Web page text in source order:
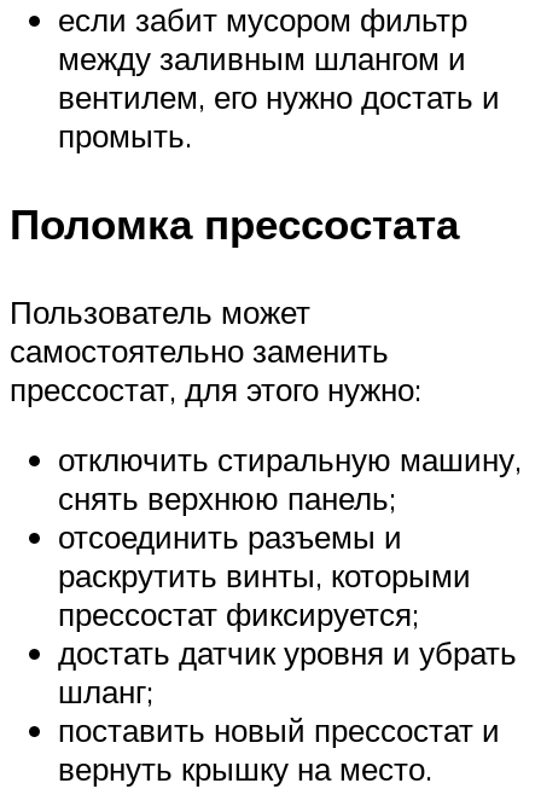
если забит мусором фильтр
между заливным шлангом и
вентилем, его нужно достать и
промыть.
Поломка прессостата
Пользователь может
самостоятельно заменить
прессостат, для этого нужно:
отключить стиральную машину,
снять верхнюю панель;
отсоединить разъемы и
раскрутить винты, которыми
прессостат фиксируется;
достать датчик уровня и убрать
шланг;
поставить новый прессостат и
вернуть крышку на место.